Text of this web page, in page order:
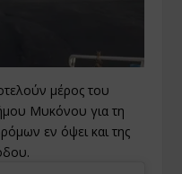
μέρος του
Μυκόνου για τη
εν όψει και της